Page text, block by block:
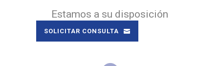
Estamos a su disposición
SOLICITAR CONSULTA